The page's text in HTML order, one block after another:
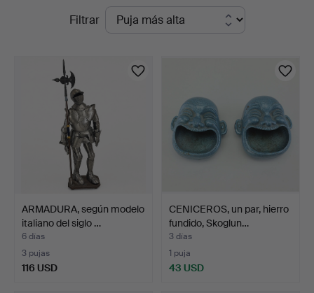
SubastasFiltrar
ARMADURA, según modelo
italiano del siglo …
6 días
3 pujas
116 USD
CENICEROS, un par, hierro
fundido, Skoglun…
3 días
1 puja
43 USD